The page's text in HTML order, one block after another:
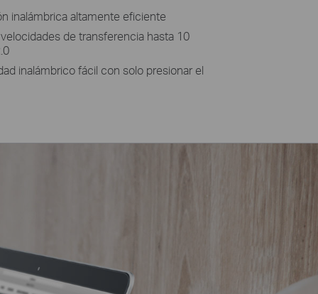
inalámbrica altamente eficiente
de transferencia hasta 10
inalámbrico fácil con solo presionar el